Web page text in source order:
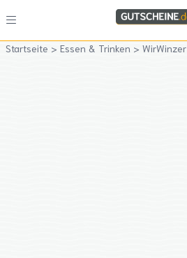
Startseite > Essen & Trinken > WirWinzer